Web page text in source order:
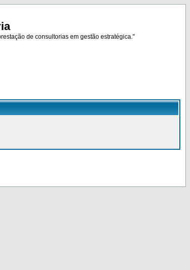
de consultorias em gestão estratégica."